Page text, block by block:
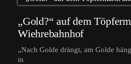
„Gold?“ auf dem
Wiehrebahnhof
„Nach Golde drängt, am Golde
in